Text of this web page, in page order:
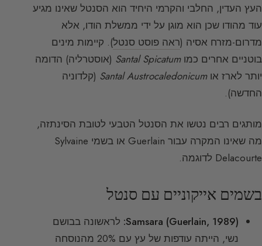
העץ העדין, החלבי והקרמי היחיד הוא הסנטל שאינו מגיע
עוד מהודו שכן הוא מוגן על ידי ממשלת הודו, אלא
מדרום-מזרח אסיה (ראה פוסט סנטל). קיימות מינים
בוטניים אחרים כמוSantal Spicatum (אוסטרליה) הדומה
יותר לארז אוSantal Austrocaledonicum (קלדוניה
החדשה).
מותגים רבים נטשו את הסנטל הטבעי לטובת הסינתזה,
מה שאינו המקרה עבור Guerlain או בשמי Sylvaine
Delacourte לדוגמה.
בשמים אייקוניים עם סנטל
Samsara (Guerlain, 1989): לראשונה בבושם
נשי, הייתה עודפות של עץ עם 20% מהנוסחה